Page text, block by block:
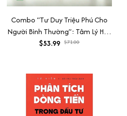
Combo “Tư Duy Triệu Phú Cho
Người Bình Thường”: Tâm Lý Học
Về Tiền + Tư Duy Đầu Tư - Tiền
$53.99 $71.00